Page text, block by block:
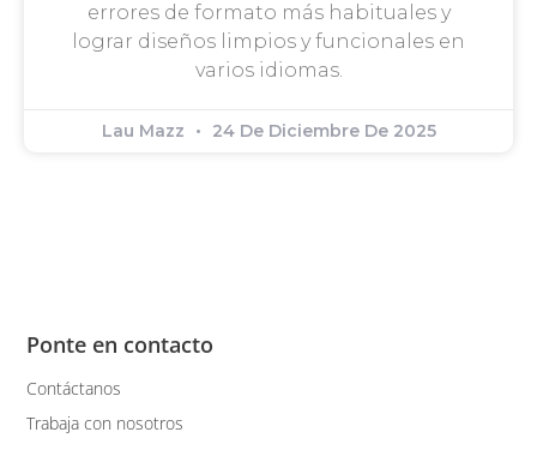
errores de formato más habituales y
lograr diseños limpios y funcionales en
varios idiomas.
Lau Mazz 24 De Diciembre De 2025
Ponte en contacto
Contáctanos
Trabaja con nosotros